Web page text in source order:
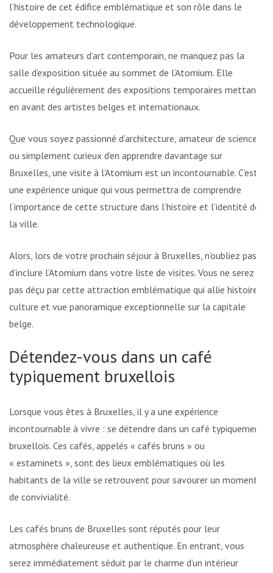
l’histoire de cet édifice emblématique et son rôle dans le
développement technologique.
Pour les amateurs d’art contemporain, ne manquez pas la
salle d’exposition située au sommet de l’Atomium. Elle
accueille régulièrement des expositions temporaires mettant
en avant des artistes belges et internationaux.
Que vous soyez passionné d’architecture, amateur de sciences
ou simplement curieux d’en apprendre davantage sur
Bruxelles, une visite à l’Atomium est un incontournable. C’est
une expérience unique qui vous permettra de comprendre
l’importance de cette structure dans l’histoire et l’identité de
la ville.
Alors, lors de votre prochain séjour à Bruxelles, n’oubliez pas
d’inclure l’Atomium dans votre liste de visites. Vous ne serez
pas déçu par cette attraction emblématique qui allie histoire,
culture et vue panoramique exceptionnelle sur la capitale
belge.
Détendez-vous dans un café
typiquement bruxellois
Lorsque vous êtes à Bruxelles, il y a une expérience
incontournable à vivre : se détendre dans un café typiquement
bruxellois. Ces cafés, appelés « cafés bruns » ou
« estaminets », sont des lieux emblématiques où les
habitants de la ville se retrouvent pour savourer un moment
de convivialité.
Les cafés bruns de Bruxelles sont réputés pour leur
atmosphère chaleureuse et authentique. En entrant, vous
serez immédiatement séduit par le charme d’un intérieur